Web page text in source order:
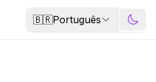
🇧🇷Português